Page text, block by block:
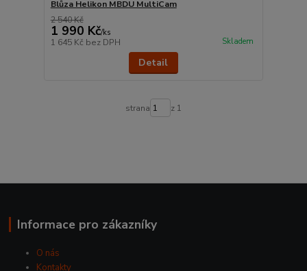
Blůza Helikon MBDU MultiCam
2 540 Kč
1 990 Kč/ks
1 645 Kč bez DPH Skladem
Detail
strana z 1
Informace pro zákazníky
O nás
Kontakty